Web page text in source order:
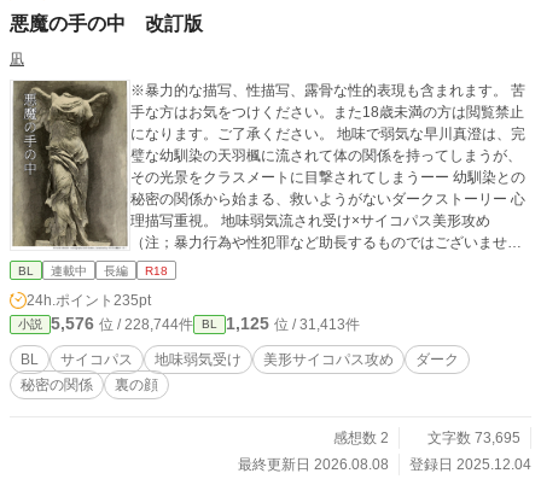
悪魔の手の中 改訂版
凪
※暴力的な描写、性描写、露骨な性的表現も含まれます。 苦
手な方はお気をつけください。また18歳未満の方は閲覧禁止
になります。ご了承ください。 地味で弱気な早川真澄は、完
璧な幼馴染の天羽楓に流されて体の関係を持ってしまうが、
その光景をクラスメートに目撃されてしまうーー 幼馴染との
秘密の関係から始まる、救いようがないダークストーリー 心
理描写重視。 地味弱気流され受け×サイコパス美形攻め
（注；暴力行為や性犯罪など助長するものではございませ
ん。ご理解の上、読んでいただけたら嬉しいです。）
BL 連載中 長編 R18
24h.ポイント 235pt
小説 5,576 位 / 228,744件 BL 1,125 位 / 31,413件
BL サイコパス 地味弱気受け 美形サイコパス攻め
ダーク
秘密の関係
裏の顔
感想数 2
文字数 73,695
最終更新日 2026.08.08
登録日 2025.12.04